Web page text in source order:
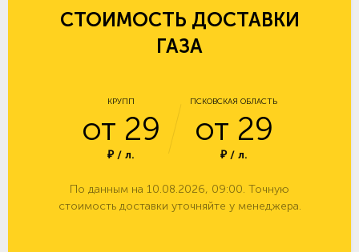
СТОИМОСТЬ ДОСТАВКИ
ГАЗА
КРУПП
от 29
₽ / л.
ПСКОВСКАЯ ОБЛАСТЬ
от 29
₽ / л.
По данным на 10.08.2026, 09:00. Точную
стоимость доставки уточняйте у менеджера.